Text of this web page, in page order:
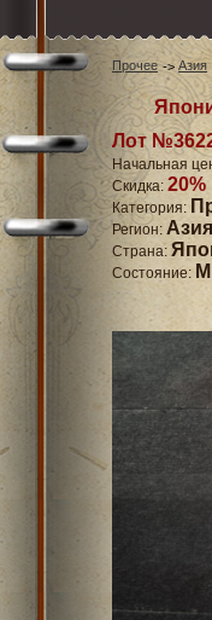
Прочее Азия
Лот
Начальная
Скидка: 20%
Категория:
Регион: Азия
Страна:
Состояние: